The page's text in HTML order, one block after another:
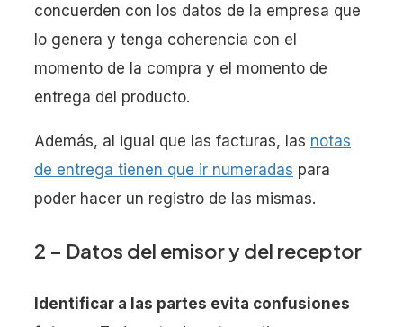
concuerden con los datos de la empresa que
lo genera y tenga coherencia con el
momento de la compra y el momento de
entrega del producto.
Además, al igual que las facturas, las notas
de entrega tienen que ir numeradas para
poder hacer un registro de las mismas.
2 – Datos del emisor y del receptor
Identificar a las partes evita confusiones